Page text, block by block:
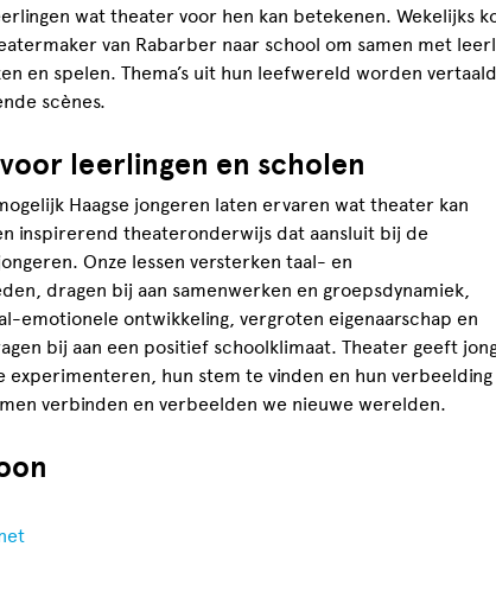
wat theater voor hen kan betekenen. Wekelijks
van Rabarber naar school om samen met
en spelen. Thema’s uit hun leefwereld worden
scènes.
leerlingen en scholen
Haagse jongeren laten ervaren wat theater kan
inspirerend theateronderwijs dat aansluit bij de
Onze lessen versterken taal- en
dragen bij aan samenwerken en groepsdynamiek,
emotionele ontwikkeling, vergroten eigenaarschap en
bij aan een positief schoolklimaat. Theater geeft
experimenteren, hun stem te vinden en hun
verbinden en verbeelden we nieuwe werelden.